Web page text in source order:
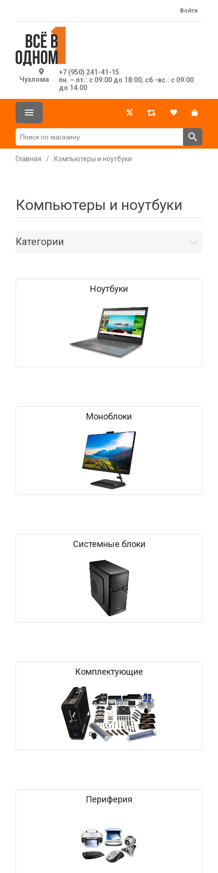
Чухлома
+7 (950) 241-41-15
пн. – пт.: с 09:00 до 18:00, сб.-вс.: с 09.00
до 14.00
Войти
Главная / Компьютеры и ноутбуки
Компьютеры и ноутбуки
Категории
Ноутбуки
Моноблоки
Системные блоки
Комплектующие
Периферия